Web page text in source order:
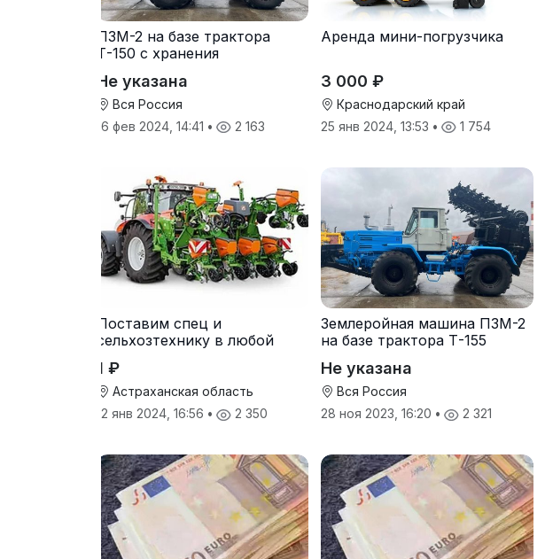
ПЗМ-2 на базе трактора
Т-150 с хранения
Не указана
Вся Россия
16 фев 2024, 14:41 • 2 163
Аренда мини-погрузчика
3 000 ₽
Краснодарский край
25 янв 2024, 13:53 • 1 754
Поставим спец и
сельхозтехнику в любой
1 ₽
Астраханская область
12 янв 2024, 16:56 • 2 350
Землеройная машина ПЗМ-2
на базе трактора Т-155
Не указана
Вся Россия
28 ноя 2023, 16:20 • 2 321